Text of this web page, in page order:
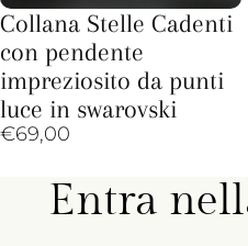
Collana Stelle Cadenti
con pendente
impreziosito da punti
luce in swarovski
€69,00
Entra